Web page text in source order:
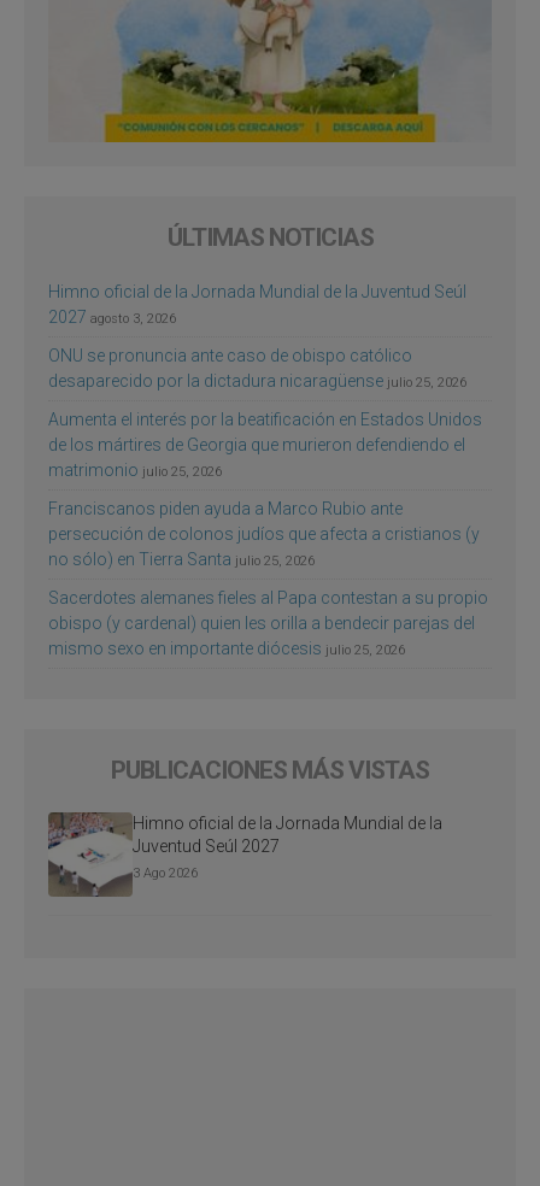
ÚLTIMAS NOTICIAS
Himno oficial de la Jornada Mundial de la Juventud Seúl
2027 agosto 3, 2026
ONU se pronuncia ante caso de obispo católico
desaparecido por la dictadura nicaragüense julio 25, 2026
Aumenta el interés por la beatificación en Estados Unidos
de los mártires de Georgia que murieron defendiendo el
matrimonio julio 25, 2026
Franciscanos piden ayuda a Marco Rubio ante
persecución de colonos judíos que afecta a cristianos (y
no sólo) en Tierra Santa julio 25, 2026
Sacerdotes alemanes fieles al Papa contestan a su propio
obispo (y cardenal) quien les orilla a bendecir parejas del
mismo sexo en importante diócesis julio 25, 2026
PUBLICACIONES MÁS VISTAS
Himno oficial de la Jornada Mundial de la
Juventud Seúl 2027
3 Ago 2026